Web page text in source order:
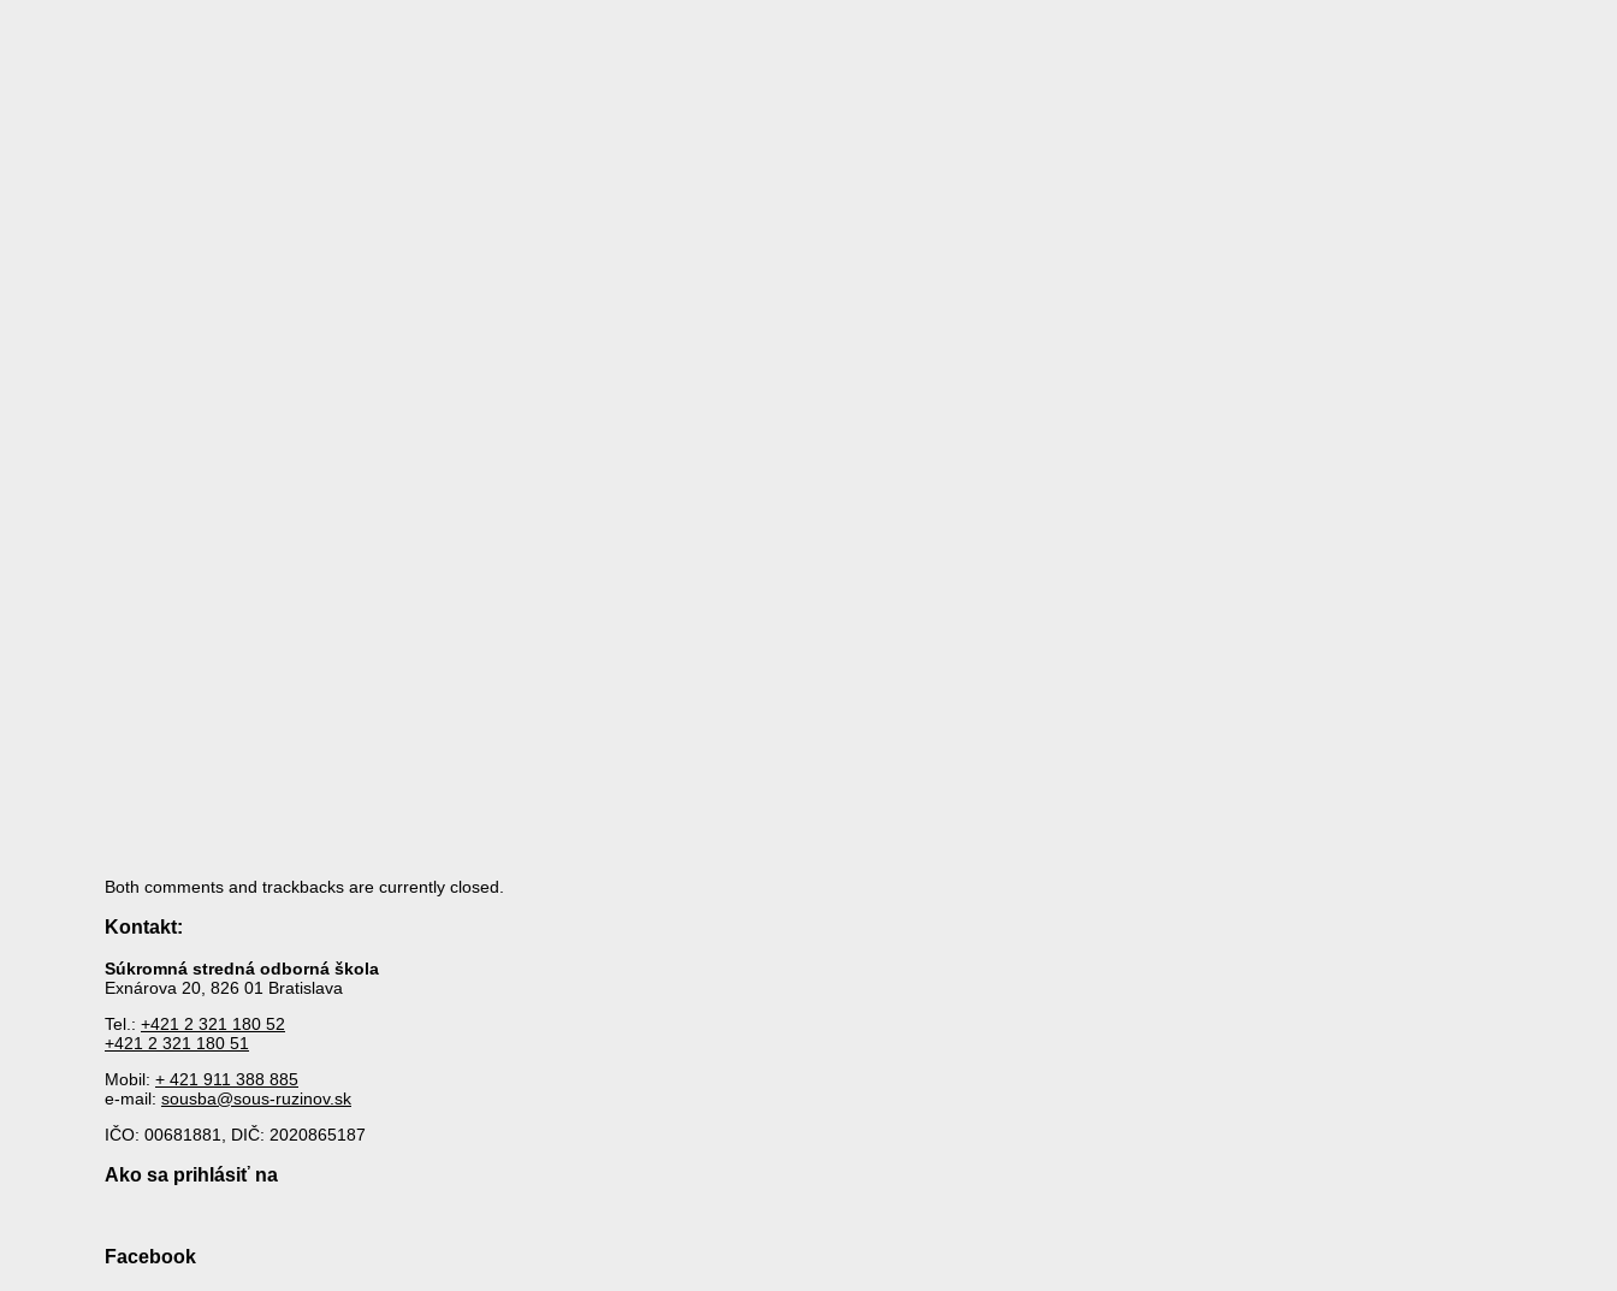
Both comments and trackbacks are currently closed.
Kontakt:
Súkromná stredná odborná škola
Exnárova 20, 826 01 Bratislava
Tel.: +421 2 321 180 52
+421 2 321 180 51
Mobil: + 421 911 388 885
e-mail: sousba@sous-ruzinov.sk
IČO: 00681881, DIČ: 2020865187
Ako sa prihlásiť na
Facebook